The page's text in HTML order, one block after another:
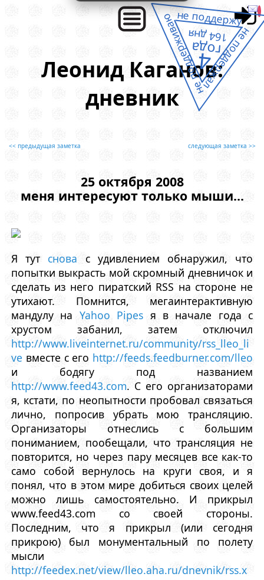
Леонид Каганов:
дневник
<< предыдущая заметка следующая заметка >>
25 октября 2008
меня интересуют только мыши...
Я тут снова с удивлением обнаружил, что
попытки выкрасть мой скромный дневничок и
сделать из него пиратский RSS на стороне не
утихают. Помнится, мегаинтерактивную
мандулу на Yahoo Pipes я в начале года с
хрустом забанил, затем отключил
http://www.liveinternet.ru/community/rss_lleo_li
ve вместе с его http://feeds.feedburner.com/lleo
и бодягу под названием
http://www.feed43.com. С его организаторами
я, кстати, по неопытности пробовал связаться
лично, попросив убрать мою трансляцию.
Организаторы отнеслись с большим
пониманием, пообещали, что трансляция не
повторится, но через пару месяцев все как-то
само собой вернулось на круги своя, и я
понял, что в этом мире добиться своих целей
можно лишь самостоятельно. И прикрыл
www.feed43.com со своей стороны.
Последним, что я прикрыл (или сегодня
прикрою) был монументальный по полету
мысли
http://feedex.net/view/lleo.aha.ru/dnevnik/rss.x
не поддержал
не поддерживаю
не поддержу
4
года
164 дня